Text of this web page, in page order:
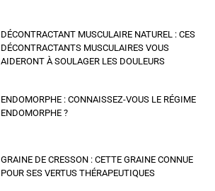
DÉCONTRACTANT MUSCULAIRE NATUREL : CES
DÉCONTRACTANTS MUSCULAIRES VOUS
AIDERONT À SOULAGER LES DOULEURS
ENDOMORPHE : CONNAISSEZ-VOUS LE RÉGIME
ENDOMORPHE ?
GRAINE DE CRESSON : CETTE GRAINE CONNUE
POUR SES VERTUS THÉRAPEUTIQUES